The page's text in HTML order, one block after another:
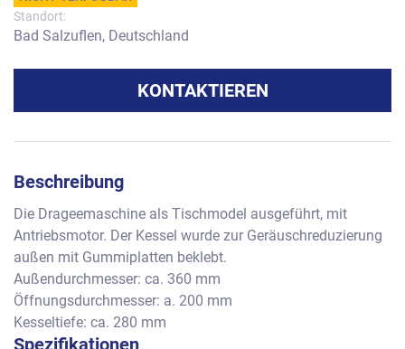
Standort:
Bad Salzuflen, Deutschland
KONTAKTIEREN
Beschreibung
Die Drageemaschine als Tischmodel ausgeführt, mit
Antriebsmotor. Der Kessel wurde zur Geräuschreduzierung
außen mit Gummiplatten beklebt.
Außendurchmesser: ca. 360 mm
Öffnungsdurchmesser: a. 200 mm
Kesseltiefe: ca. 280 mm
Spezifikationen